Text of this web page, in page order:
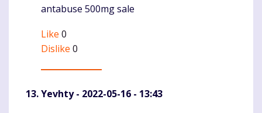
antabuse 500mg sale
Like 0
Dislike 0
Yevhty- 2022-05-16 - 13:43